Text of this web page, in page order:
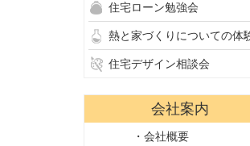
住宅ローン勉強会
熱と家づくりについての体
住宅デザイン相談会
会社案内
・会社概要